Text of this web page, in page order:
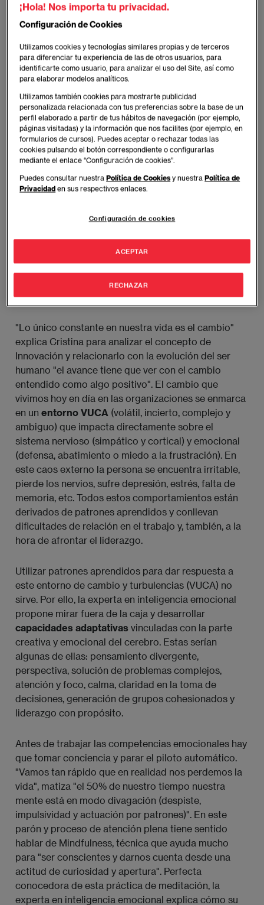
la innovación empresarial" es el título de la
webconference disponible en el canal de
YouTube de EAE.
Imagen
Cristina Jardón, experta en Inteligencia Emocional,
Mindfulness y Self-Compassion, ha analizado los
mundo laboral y cómo ésta influye directamente en
el bienestar de las organizaciones.
"Lo único constante en nuestra vida es el cambio"
explica Cristina para analizar el concepto de
Innovación y relacionarlo con la evolución del ser
humano "el avance tiene que ver con el cambio
entendido como algo positivo". El cambio que
vivimos hoy en día en las organizaciones se enmarca
en un entorno VUCA (volátil, incierto, complejo y
ambiguo) que impacta directamente sobre el
sistema nervioso (simpático y cortical) y emocional
(defensa, abatimiento o miedo a la frustración). En
este caos externo la persona se encuentra irritable,
pierde los nervios, sufre depresión, estrés, falta de
memoria, etc. Todos estos comportamientos están
derivados de patrones aprendidos y conllevan
dificultades de relación en el trabajo y, también, a la
hora de afrontar el liderazgo.
Utilizar patrones aprendidos para dar respuesta a
este entorno de cambio y turbulencias (VUCA) no
sirve. Por ello, la experta en inteligencia emocional
propone mirar fuera de la caja y desarrollar
capacidades adaptativas vinculadas con la parte
creativa y emocional del cerebro. Estas serían
algunas de ellas: pensamiento divergente,
perspectiva, solución de problemas complejos,
atención y foco, calma, claridad en la toma de
decisiones, generación de grupos cohesionados y
liderazgo con propósito.
Antes de trabajar las competencias emocionales hay
que tomar conciencia y parar el piloto automático.
"Vamos tan rápido que en realidad nos perdemos la
vida", matiza "el 50% de nuestro tiempo nuestra
mente está en modo divagación (despiste,
impulsividad y actuación por patrones)". En este
parón y proceso de atención plena tiene sentido
hablar de Mindfulness, técnica que ayuda mucho
para "ser conscientes y darnos cuenta desde una
actitud de curiosidad y apertura". Perfecta
conocedora de esta práctica de meditación, la
experta en inteligencia emocional explica cómo su
¡Hola! Nos importa tu privacidad.
Configuración de Cookies
Utilizamos cookies y tecnologías similares propias y de terceros
para diferenciar tu experiencia de las de otros usuarios, para
identificarte como usuario, para analizar el uso del Site, así como
para elaborar modelos analíticos.
Utilizamos también cookies para mostrarte publicidad
personalizada relacionada con tus preferencias sobre la base de un
perfil elaborado a partir de tus hábitos de navegación (por ejemplo,
páginas visitadas) y la información que nos facilites (por ejemplo, en
formularios de cursos). Puedes aceptar o rechazar todas las
cookies pulsando el botón correspondiente o configurarlas
mediante el enlace “Configuración de cookies”.
Puedes consultar nuestraPolítica de Cookies y nuestraPolítica de
Privacidad en sus respectivos enlaces.
Configuración de cookies
RECHAZAR
ACEPTAR